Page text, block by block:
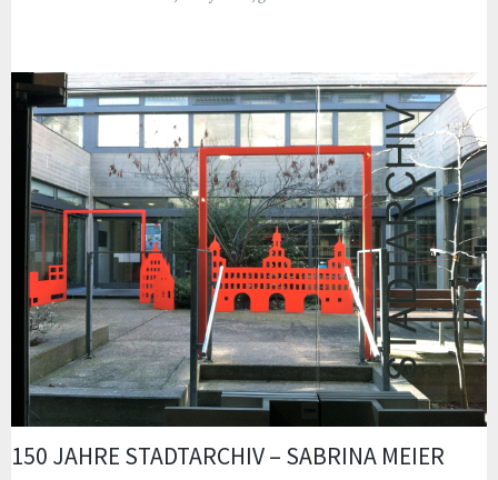
150 JAHRE STADTARCHIV – SABRINA MEIER